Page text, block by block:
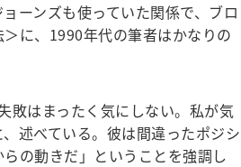
ーンズも使っていた関係で、ブロ
に、1990年代の筆者はかなりの
敗はまったく気にしない。私が気
述べている。彼は間違ったポジシ
の動きだ」ということを強調し